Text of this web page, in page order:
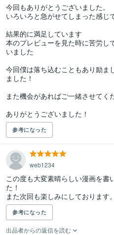
今回もありがとうございました。
いろいろと急がせてしまった感じ
結果的に満足しています
本のプレビューを見た時に苦労し
いました
今回僕は落ち込むこともあり励ま
ました！
また機会があればご一緒させてく
ありがとうございました！
参考になった
web1234
この度も大変素晴らしい漫画を書
た！
また次回も楽しみにしております。
参考になった
出品者からの返信を読む